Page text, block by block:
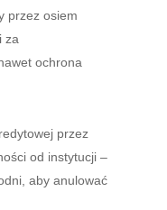
przez osiem
za
ochrona
przez
od instytucji –
aby anulować